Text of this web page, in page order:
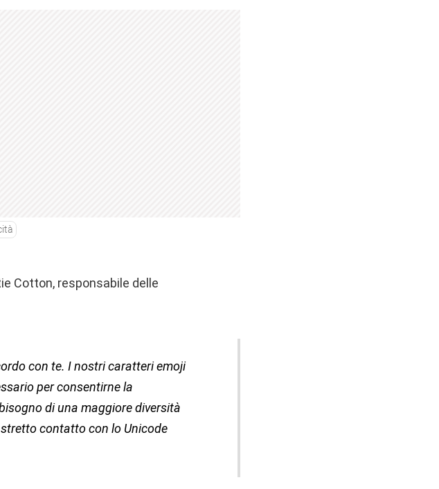
Cotton, responsabile delle
con te. I nostri caratteri emoji
per consentirne la
di una maggiore diversità
contatto con lo Unicode